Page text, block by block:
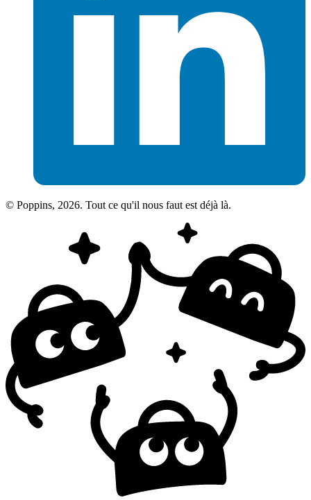
© Poppins, 2026. Tout ce qu'il nous faut est déjà là.